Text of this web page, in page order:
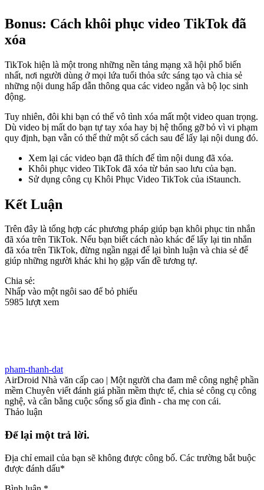
Bonus: Cách khôi phục video TikTok đã
xóa
TikTok hiện là một trong những nền tảng mạng xã hội phổ biến
nhất, nơi người dùng ở mọi lứa tuổi thỏa sức sáng tạo và chia sẻ
những nội dung hấp dẫn thông qua các video ngắn và bộ lọc sinh
động.
Tuy nhiên, đôi khi bạn có thể vô tình xóa mất một video quan trọng.
Dù video bị mất do bạn tự tay xóa hay bị hệ thống gỡ bỏ vì vi phạm
quy định, bạn vẫn có thể thử một số cách sau để lấy lại nội dung đó.
Xem lại các video bạn đã thích để tìm nội dung đã xóa.
Khôi phục video TikTok đã xóa từ bản sao lưu của bạn.
Sử dụng công cụ Khôi Phục Video TikTok của iStaunch.
Kết Luận
Trên đây là tổng hợp các phương pháp giúp bạn khôi phục tin nhắn
đã xóa trên TikTok. Nếu bạn biết cách nào khác để lấy lại tin nhắn
đã xóa trên TikTok, đừng ngần ngại để lại bình luận và chia sẻ để
giúp những người khác khi họ gặp vấn đề tương tự.
Chia sẻ:
Nhấp vào một ngôi sao để bỏ phiếu
5985 lượt xem
pham-thanh-dat
AirDroid Nhà văn cấp cao | Một người cha đam mê công nghệ phần
mềm Chuyên viết đánh giá phần mềm thực tế, chia sẻ công cụ công
nghệ, và cân bằng cuộc sống số gia đình - cha mẹ con cái.
Thảo luận
Để lại một trả lời.
Địa chỉ email của bạn sẽ không được công bố. Các trường bắt buộc
được đánh dấu*